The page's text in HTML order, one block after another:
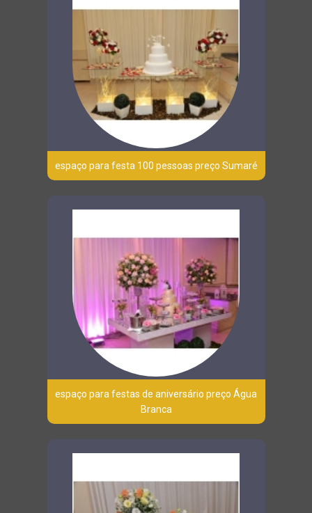
espaço para festa 100 pessoas preço Sumaré
espaço para festas de aniversário preço Água
Branca